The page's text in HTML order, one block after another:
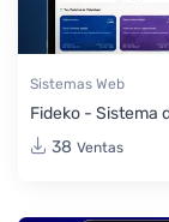
Sistemas Web
Fideko - Sistema
38 Ventas